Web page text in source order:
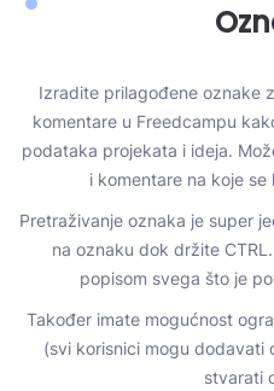
Izradite prilagođene oznake
komentare u Freedcampu
podataka projekata i ideja.
i komentare na koje
Pretraživanje oznaka je super
na oznaku dok držite
popisom svega što je
Također imate mogućnost
(svi korisnici mogu dodavati
stvarati